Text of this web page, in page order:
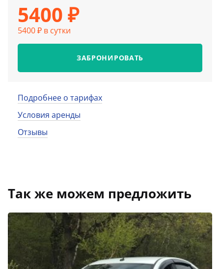
5400 ₽
5400 ₽ в сутки
ЗАБРОНИРОВАТЬ
Подробнее о тарифах
Условия аренды
Отзывы
Так же можем предложить